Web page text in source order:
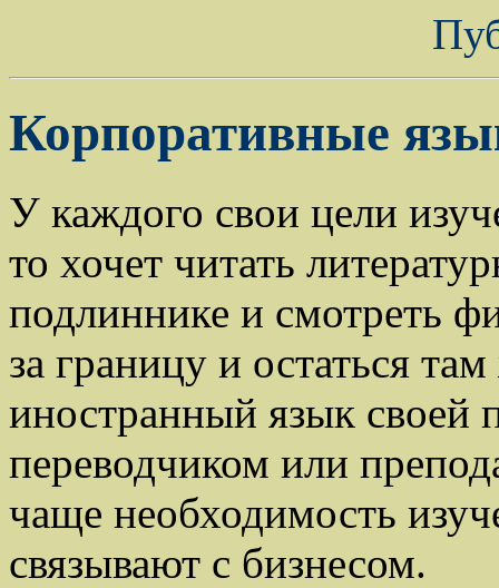
Корпоративные
У каждого свои цели
то хочет читать
подлиннике и смотреть
за границу и остаться
иностранный язык своей
переводчиком или
чаще необходимость
связывают с бизнесом.